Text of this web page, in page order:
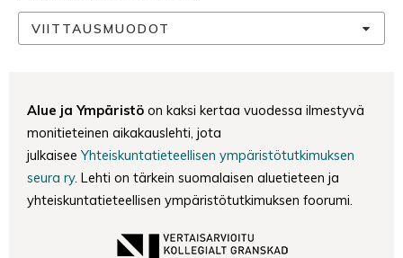
VIITTAUSMUODOT
Alue ja Ympäristö on kaksi kertaa vuodessa ilmestyvä
monitieteinen aikakauslehti, jota
julkaisee Yhteiskuntatieteellisen ympäristötutkimuksen
seura ry. Lehti on tärkein suomalaisen aluetieteen ja
yhteiskuntatieteellisen ympäristötutkimuksen foorumi.